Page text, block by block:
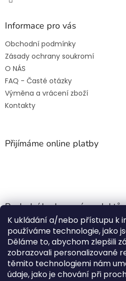
K ukládání a/nebo přístupu k
používáme technologie, jako
Děláme to, abychom zlepšili
zobrazovali personalizované
těmito technologiemi nám
údaje, jako je chování při
Informace pro vás
Obchodní podmínky
Zásady ochrany soukromí
O NÁS
FAQ - Časté otázky
Výměna a vrácení zboží
Kontakty
Přijímáme online platby
Poslední hodnocení produktů
Jehla do nádrže k
Hodnocení produktu je
| Martin Nevrlý
ano